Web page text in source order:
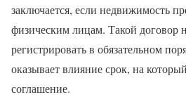
заключается, если недвижимость
физическим лицам. Такой договор
регистрировать в обязательном
оказывает влияние срок, на
соглашение.